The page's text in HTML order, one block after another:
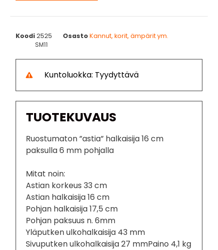
Koodi2525 OsastoKannut, korit, ämpärit ym.
SM11
Kuntoluokka: Tyydyttävä
TUOTEKUVAUS
Ruostumaton ”astia” halkaisija 16 cm
paksulla 6 mm pohjalla
Mitat noin:
Astian korkeus 33 cm
Astian halkaisija 16 cm
Pohjan halkaisija 17,5 cm
Pohjan paksuus n. 6mm
Yläputken ulkohalkaisija 43 mm
Sivuputken ulkohalkaisija 27 mmPaino 4,1 kg